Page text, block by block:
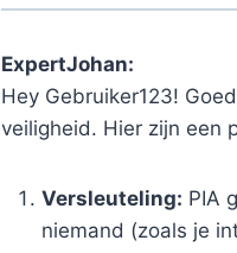
ExpertJohan:
Hey Gebruiker123!
veiligheid. Hier zijn een
Versleuteling: PIA
niemand (zoals je